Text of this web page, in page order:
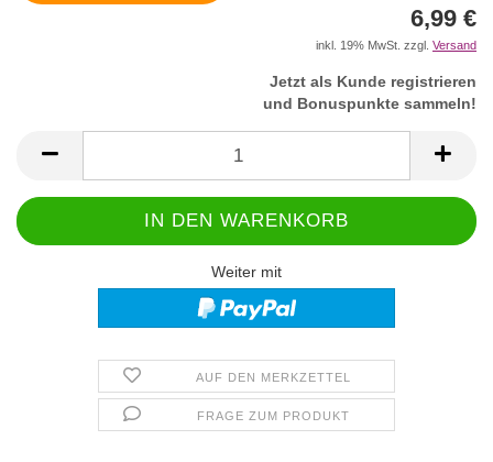
6,99 €
inkl. 19% MwSt. zzgl. Versand
Jetzt als Kunde registrieren
und Bonuspunkte sammeln!
Weiter mit
AUF DEN MERKZETTEL
FRAGE ZUM PRODUKT